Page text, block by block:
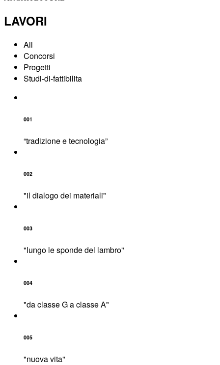
LAVORI
All
Concorsi
Progetti
Studi-di-fattibilita
001
“tradizione e tecnologia”
002
"il dialogo dei materiali"
003
"lungo le sponde del lambro"
004
"da classe G a classe A"
005
"nuova vita"